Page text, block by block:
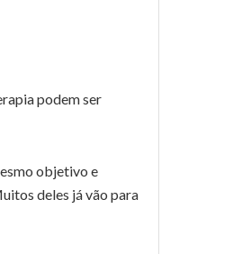
podem ser
objetivo e
deles já vão para